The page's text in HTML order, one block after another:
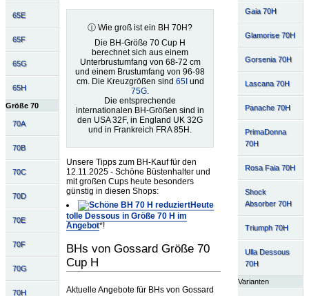
65E
65F
65G
65H
Größe 70
70A
70B
70C
70D
70E
70F
70G
70H
Gaia 70H
Glamorise 70H
Gorsenia 70H
Lascana 70H
Panache 70H
PrimaDonna
70H
Rosa Faia 70H
Shock
Absorber 70H
Triumph 70H
Ulla Dessous
70H
Varianten
ⓘ Wie groß ist ein BH 70H?
Die BH-Größe 70 Cup H
berechnet sich aus einem
Unterbrustumfang von 68-72 cm
und einem Brustumfang von 96-98
cm. Die Kreuzgrößen sind 65Iund
75G
Die entsprechende
internationalen BH-Größen sind in
den USA 32F, in England UK 32G
und in Frankreich FRA 85H.
Unsere Tipps zum BH-Kauf für den
12.11.2025 - Schöne Büstenhalter und
mit großen Cups heute besonders
günstig in diesen Shops:
Heute
tolle Dessous in Größe 70 H im
Angebot*!
BHs von Gossard Größe 70
Cup H
Aktuelle Angebote für BHs von Gossard